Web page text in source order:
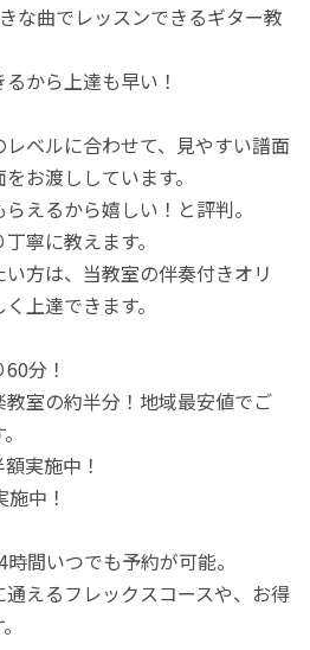
な曲でレッスンできるギター教
から上達も早い！
ベルに合わせて、見やすい譜面
お渡ししています。
えるから嬉しい！と評判。
寧に教えます。
方は、当教室の伴奏付きオリ
上達できます。
分！
室の約半分！地域最安値でご
実施中！
中！
間いつでも予約が可能。
えるフレックスコースや、お得